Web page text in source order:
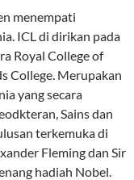
menempati
ICL di dirikan pada
Royal College of
College. Merupakan
yang secara
Sains dan
terkemuka di
Fleming dan Sir
hadiah Nobel.